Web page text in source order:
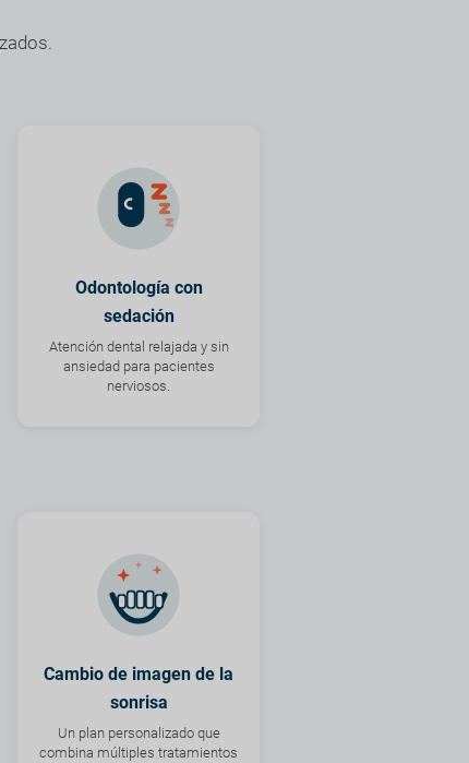
Odontología con
sedación
Atención dental relajada y sin
ansiedad para pacientes
nerviosos.
Cambio de imagen de la
sonrisa
Un plan personalizado que
combina múltiples tratamientos